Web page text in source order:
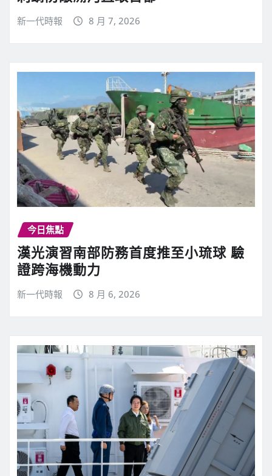
新一代時報 8 月 7, 2026
今日焦點
漢光演習南部防務首度推至小琉球 驗
證跨海機動力
新一代時報 8 月 6, 2026